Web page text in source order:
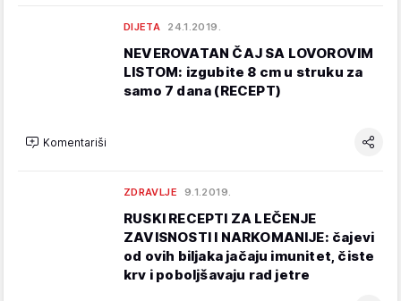
DIJETA 24.1.2019.
NEVEROVATAN ČAJ SA LOVOROVIM
LISTOM: izgubite 8 cm u struku za
samo 7 dana (RECEPT)
Komentariši
ZDRAVLJE 9.1.2019.
RUSKI RECEPTI ZA LEČENJE
ZAVISNOSTI I NARKOMANIJE: čajevi
od ovih biljaka jačaju imunitet, čiste
krv i poboljšavaju rad jetre